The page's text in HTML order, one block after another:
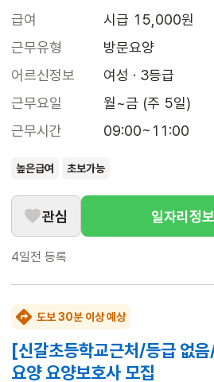
급여
시급 15,000원
근무유형
방문요양
어르신정보
여성 · 3등급
근무요일
월~금 (주 5일)
근무시간
09:00~11:00
높은급여 초보가능
관심 일자리정
4일전 등록
도보 30분 이상 예상
[신갈초등학교근처/등급 없
요양 요양보호사 모집